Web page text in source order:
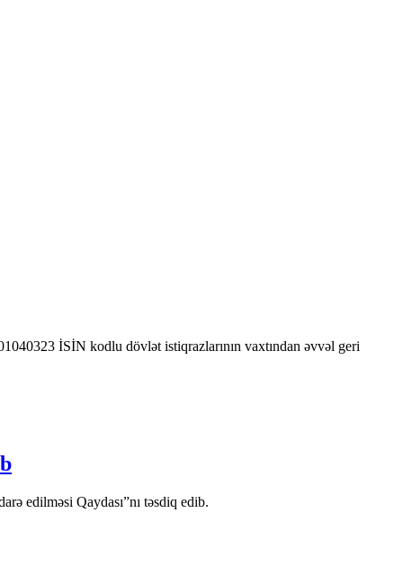
İSİN kodlu dövlət istiqrazlarının vaxtından əvvəl geri
edilməsi Qaydası”nı təsdiq edib.